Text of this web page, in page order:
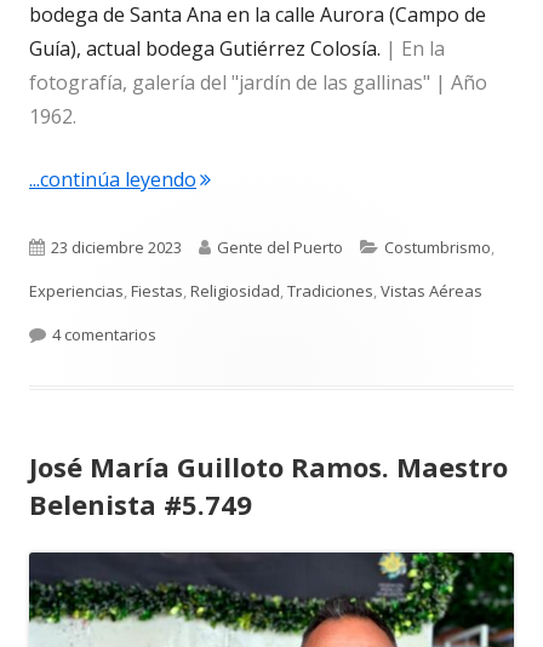
bodega de Santa Ana en la calle Aurora (Campo de
Guía), actual bodega Gutiérrez Colosía. | En la
fotografía, galería del "jardín de las gallinas" | Año
1962.
...continúa leyendo"Últimas Navidades en Doctor Palou,
Publicado
el
23 diciembre 2023 Autor
Gente del Puerto Categorías
Costumbrismo,
Experiencias,Fiestas,Religiosidad,Tradiciones,Vistas Aéreas
4 comentarios
José María Guilloto Ramos. Maestro
Belenista #5.749